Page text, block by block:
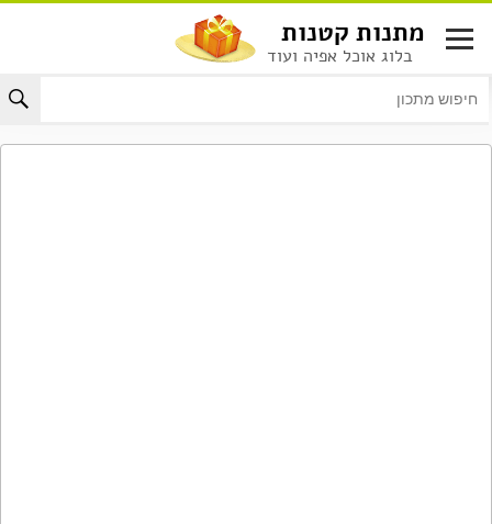
לתוכן
מתנות קטנות
בלוג אוכל אפיה ועוד